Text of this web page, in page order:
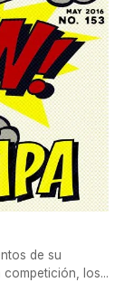
de su
los...